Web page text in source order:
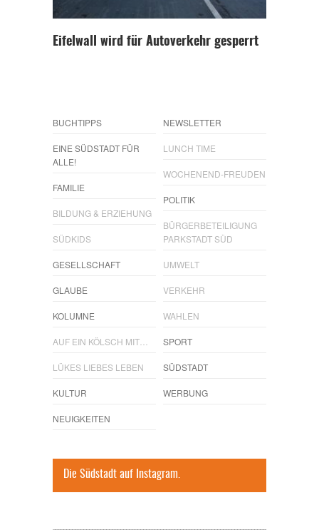
Eifelwall wird für Autoverkehr gesperrt
BUCHTIPPS
EINE SÜDSTADT FÜR
ALLE!
FAMILIE
BILDUNG & ERZIEHUNG
SÜDKIDS
GESELLSCHAFT
GLAUBE
KOLUMNE
AUF EIN KÖLSCH MIT…
LÜKES LIEBES LEBEN
KULTUR
NEUIGKEITEN
NEWSLETTER
LUNCH TIME
WOCHENEND-FREUDEN
POLITIK
BÜRGERBETEILIGUNG
PARKSTADT SÜD
UMWELT
VERKEHR
WAHLEN
SPORT
SÜDSTADT
WERBUNG
Die Südstadt auf Instagram.